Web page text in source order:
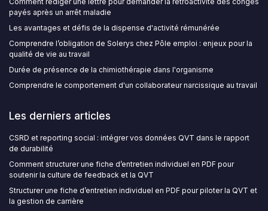
payés après un arrêt maladie
Les avantages et défis de la dispense d'activité rémunérée
Comprendre l’obligation de Solerys chez Pôle emploi : enjeux pour la
qualité de vie au travail
Durée de présence de la chimiothérapie dans l'organisme
Comprendre le comportement d'un collaborateur narcissique au travail
Les derniers articles
CSRD et reporting social : intégrer vos données QVT dans le rapport
de durabilité
Comment structurer une fiche d’entretien individuel en PDF pour
soutenir la culture de feedback et la QVT
Structurer une fiche d’entretien individuel en PDF pour piloter la QVT et
la gestion de carrière